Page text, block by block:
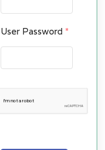
User Password *